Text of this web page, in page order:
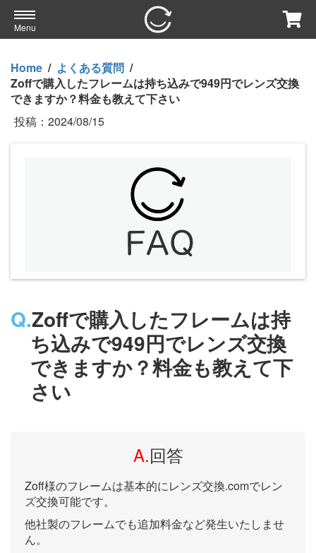
Menu
Home / よくある質問 /
Zoffで購入したフレームは持ち込みで949円でレンズ交換
できますか？料金も教えて下さい
投稿： 2024/08/15
Q.Zoffで購入したフレームは持
ち込みで949円でレンズ交換
できますか？料金も教えて下
さい
A.回答
Zoff様のフレームは基本的にレンズ交換.comでレン
ズ交換可能です。
他社製のフレームでも追加料金など発生いたしませ
ん。